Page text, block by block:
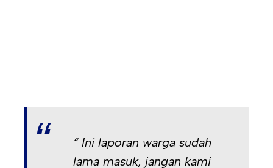
“ Ini laporan warga sudah
lama masuk, jangan kami